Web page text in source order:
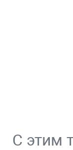
С этим